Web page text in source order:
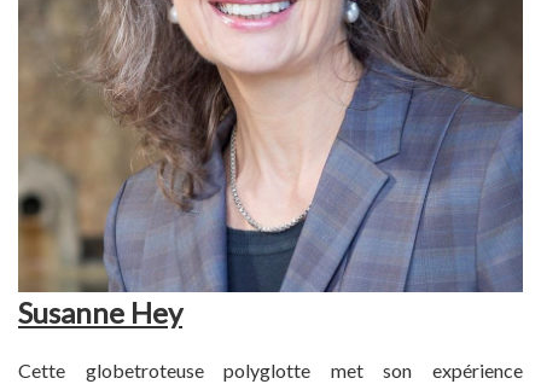
Susanne Hey
Cette globetroteuse polyglotte met son expérience